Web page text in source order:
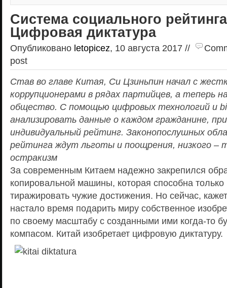
Система социального
Цифровая диктатура
Опубликовано letopicez, 10 августа 2017 //
post
Став во главе Китая, Си Цзиньпин начал с
коррупционерами в рядах партийцев, а теперь
общество. С помощью цифровых технологий и
анализировать данные о каждом гражданине,
индивидуальный рейтинг. Законопослушных
рейтинга ждут льготы и поощрения, низкого –
остракизм
За современным Китаем надежно закрепился
копировальной машины, которая способна
тиражировать чужие достижения. Но сейчас,
настало время подарить миру собственное
по своему масштабу с созданными ими когда-то
компасом. Китай изобретает цифровую диктатуру.